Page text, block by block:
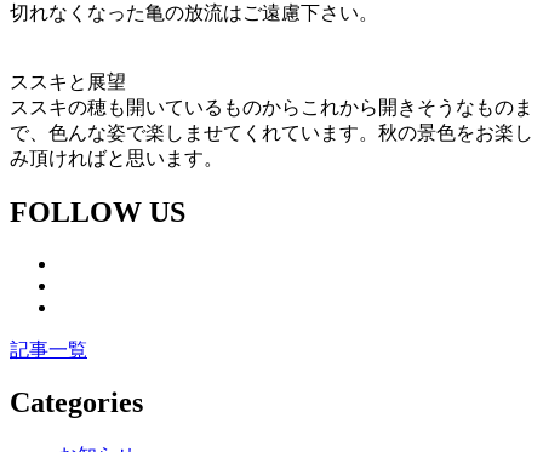
切れなくなった亀の放流はご遠慮下さい。
ススキと展望
ススキの穂も開いているものからこれから開きそうなものま
で、色んな姿で楽しませてくれています。秋の景色をお楽し
み頂ければと思います。
FOLLOW US
記事一覧
Categories